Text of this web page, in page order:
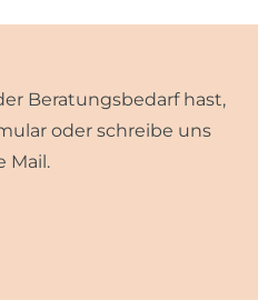
Beratungsbedarf hast,
oder schreibe uns
Mail.